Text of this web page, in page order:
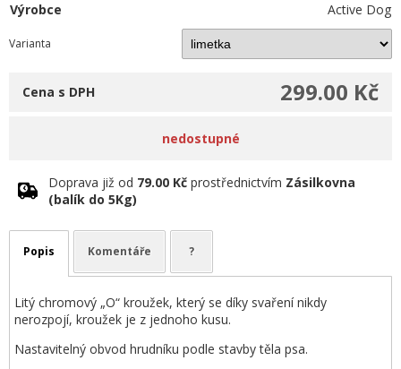
Výrobce
Active Dog
Varianta
299.00 Kč
Cena s DPH
nedostupné
Doprava již od 79.00 Kč prostřednictvím Zásilkovna
(balík do 5Kg)
Popis Komentáře ?
Litý chromový „O“ kroužek, který se díky svaření nikdy
nerozpojí, kroužek je z jednoho kusu.
Nastavitelný obvod hrudníku podle stavby těla psa.